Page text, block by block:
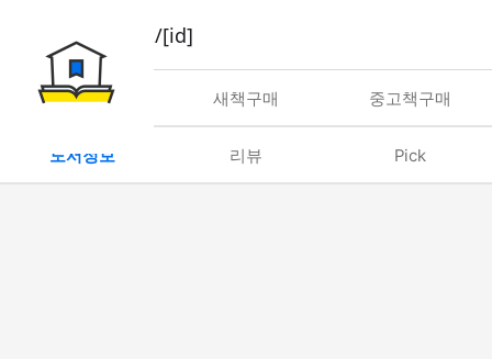
book/rent/[id]
대여 새책구매 중고책구매
도서정보 리뷰 Pick